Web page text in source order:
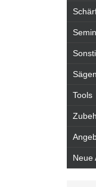
Sägen
Tools
Neue